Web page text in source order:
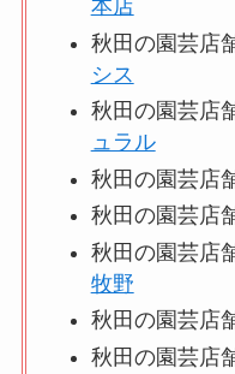
本店
秋田の園芸店
シス
秋田の園芸店
ュラル
秋田の園芸店
秋田の園芸店
秋田の園芸店
牧野
秋田の園芸店
秋田の園芸店